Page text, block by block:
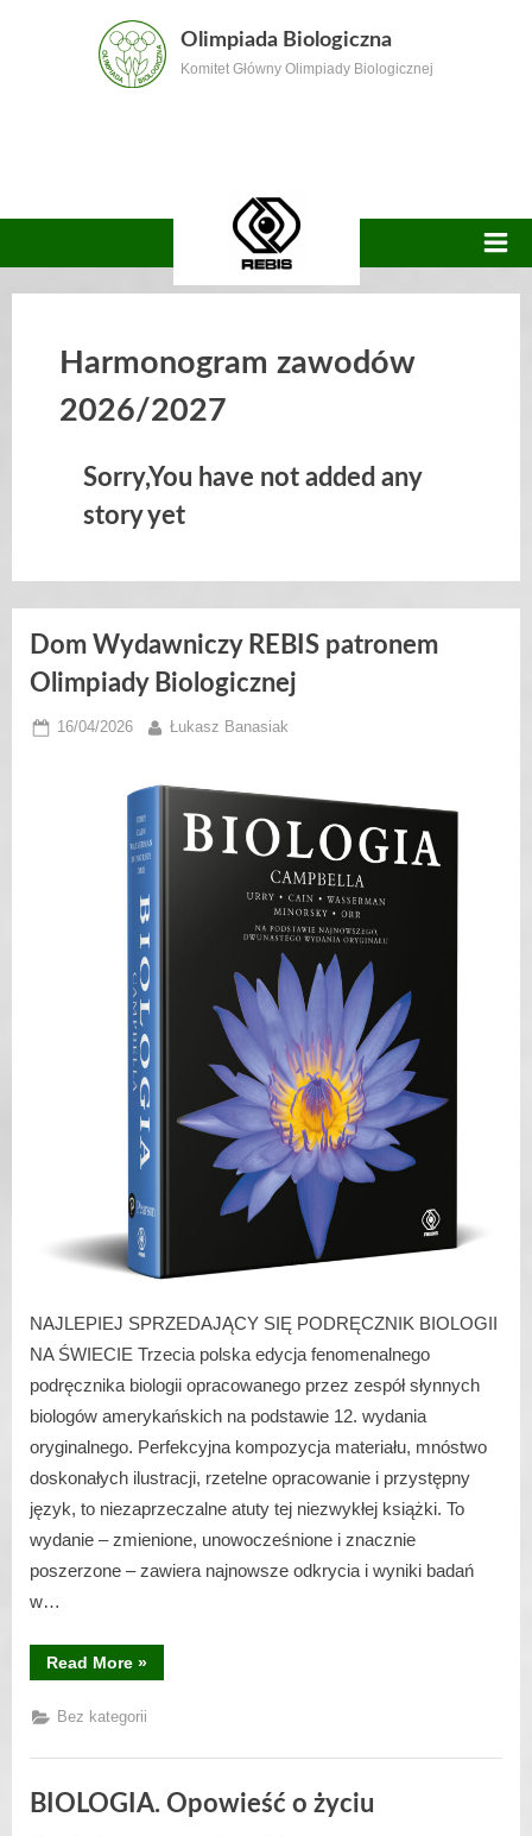
Olimpiada Biologiczna
Komitet Główny Olimpiady Biologicznej
Harmonogram zawodów
2026/2027
Sorry,You have not added any
story yet
Wiadomości:
Dom Wydawniczy REBIS patronem
Olimpiady Biologicznej
Posted
16/04/2026 By
Łukasz Banasiak
NAJLEPIEJ SPRZEDAJĄCY SIĘ PODRĘCZNIK BIOLOGII
NA ŚWIECIE Trzecia polska edycja fenomenalnego
podręcznika biologii opracowanego przez zespół słynnych
biologów amerykańskich na podstawie 12. wydania
oryginalnego. Perfekcyjna kompozycja materiału, mnóstwo
doskonałych ilustracji, rzetelne opracowanie i przystępny
język, to niezaprzeczalne atuty tej niezwykłej książki. To
wydanie – zmienione, unowocześnione i znacznie
poszerzone – zawiera najnowsze odkrycia i wyniki badań
w…
Read More“Dom
Wydawniczy
patronem
Olimpiady
»
Bez kategorii
BIOLOGIA. Opowieść o życiu